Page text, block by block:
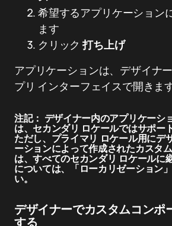
希望するアプリケーション
ます
クリック打ち上げ
アプリケーションは、デザイナ
プリ インターフェイスで開きます
注記： デザイナー内のアプリケーシ
は、セカンダリ ロケールではサポー
ただし、プライマリ ロケール用にデ
ーションによって作成されたカスタ
は、すべてのセカンダリ ロケールに
については、「ローカリゼーション
い。
デザイナーでカスタムコンポ
する